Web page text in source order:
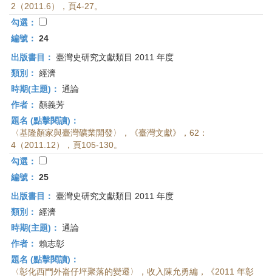
2（2011.6），頁4-27。
勾選：
編號： 24
出版書目： 臺灣史研究文獻類目 2011 年度
類別： 經濟
時期(主題)： 通論
作者：
顏義芳
題名 (點擊閱讀)：
〈基隆顏家與臺灣礦業開發〉，《臺灣文獻》，62：
4（2011.12），頁105-130。
勾選：
編號： 25
出版書目： 臺灣史研究文獻類目 2011 年度
類別： 經濟
時期(主題)： 通論
作者：
賴志彰
題名 (點擊閱讀)：
〈彰化西門外崙仔坪聚落的變遷〉，收入陳允勇編，《2011 年彰